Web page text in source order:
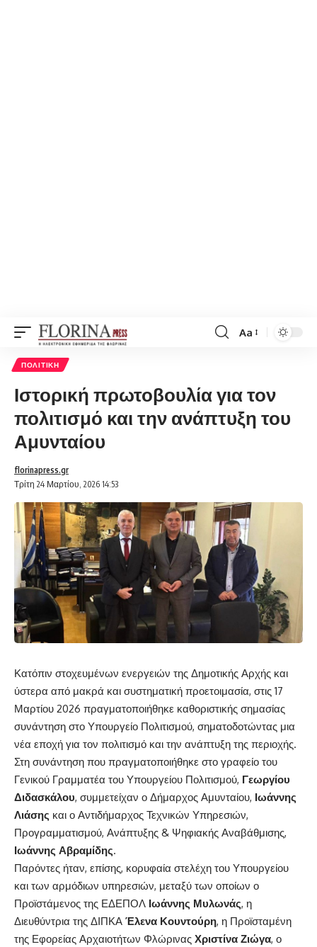
Font
Aa
ΠΟΛΙΤΙΚΉ
Ιστορική πρωτοβουλία για τον
πολιτισμό και την ανάπτυξη του
Αμυνταίου
Τρίτη 24 Μαρτίου, 2026 14:53
florinapress.gr
Κατόπιν στοχευμένων ενεργειών της Δημοτικής Αρχής και
ύστερα από μακρά και συστηματική προετοιμασία, στις 17
Μαρτίου 2026 πραγματοποιήθηκε καθοριστικής σημασίας
συνάντηση στο Υπουργείο Πολιτισμού, σηματοδοτώντας μια
νέα εποχή για τον πολιτισμό και την ανάπτυξη της περιοχής.
Στη συνάντηση που πραγματοποιήθηκε στο γραφείο του
Γενικού Γραμματέα του Υπουργείου Πολιτισμού, Γεωργίου
Διδασκάλου, συμμετείχαν ο Δήμαρχος Αμυνταίου, Ιωάννης
Λιάσης και ο Αντιδήμαρχος Τεχνικών Υπηρεσιών,
Προγραμματισμού, Ανάπτυξης & Ψηφιακής Αναβάθμισης,
Ιωάννης Αβραμίδης.
Παρόντες ήταν, επίσης, κορυφαία στελέχη του Υπουργείου
και των αρμόδιων υπηρεσιών, μεταξύ των οποίων ο
Προϊστάμενος της ΕΔΕΠΟΛ Ιωάννης Μυλωνάς, η
Διευθύντρια της ΔΙΠΚΑ Έλενα Κουντούρη, η Προϊσταμένη
της Εφορείας Αρχαιοτήτων Φλώρινας Χριστίνα Ζιώγα, ο